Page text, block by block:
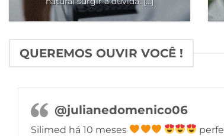
QUEREMOS OUVIR VOCÊ !
@julianedomenico06
Silimed há 10 meses